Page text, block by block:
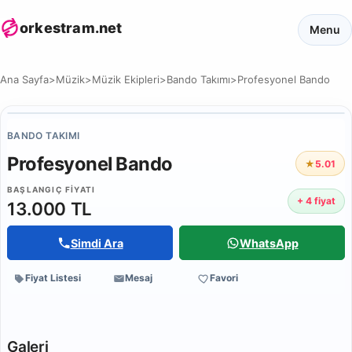
orkestram.net Menu
Ana Sayfa>Müzik>Müzik Ekipleri>Bando Takımı>Profesyonel Bando
BANDO TAKIMI
Profesyonel Bando ★ 5.01
BAŞLANGIÇ FIYATI
13.000 TL + 4 fiyat
Simdi Ara WhatsApp
Fiyat Listesi Mesaj Favori
Galeri